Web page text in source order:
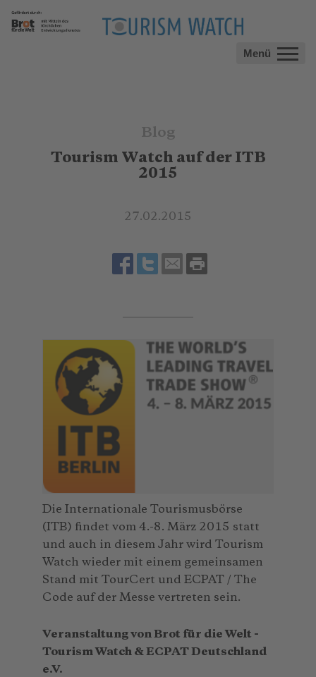
Menü
Blog
Tourism Watch auf der ITB
2015
27.02.2015
Die Internationale Tourismusbörse
(ITB) findet vom 4.-8. März 2015 statt
und auch in diesem Jahr wird Tourism
Watch wieder mit einem gemeinsamen
Stand mit TourCert und ECPAT / The
Code auf der Messe vertreten sein.
Veranstaltung von Brot für die Welt -
Tourism Watch & ECPAT Deutschland
e.V.